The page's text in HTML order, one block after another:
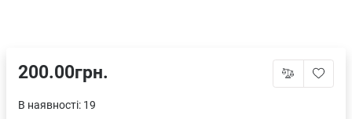
200.00грн.
В наявності: 19